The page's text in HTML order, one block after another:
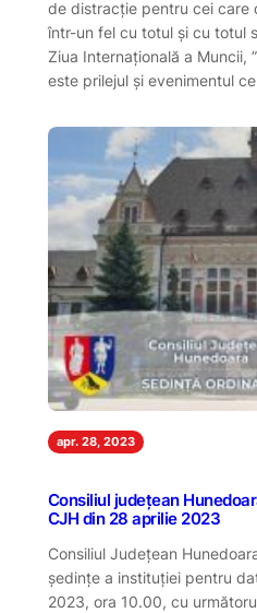
de distracție pentru cei care
într-un fel cu totul și cu totul
Ziua Internațională a Muncii,
este prilejul și evenimentul
apr. 28, 2023
Consiliul județean
CJH din 28 aprilie 2023
Consiliul Județean
ședințe a instituției pentru
2023, ora 10.00, cu